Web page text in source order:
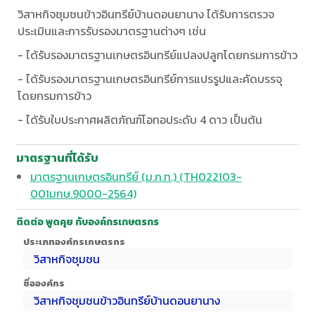
วิสาหกิจชุมชนข้าวอินทรีย์บ้านดอนยานาง ได้รับการตรวจ
ประเมินและการรับรองมาตรฐานต่างๆ เช่น
- ได้รับรองมาตรฐานเกษตรอินทรีย์แปลงปลูกโดยกรมการข้าว
- ได้รับรองมาตรฐานเกษตรอินทรีย์การแปรรูปและคัดบรรจุ
โดยกรมการข้าว
- ได้รับใบประกาศผลิตภัณฑ์โอทอประดับ 4 ดาว เป็นต้น
มาตรฐานที่ได้รับ
มาตรฐานเกษตรอินทรีย์ (ม.ก.ท.) (TH022103-
001มกษ.9000-2564)
ติดต่อ พูดคุย กับองค์กรเกษตรกร
ประเภทองค์กรเกษตรกร
วิสาหกิจชุมชน
ชื่อองค์กร
วิสาหกิจชุมชนข้าวอินทรีย์บ้านดอนยานาง